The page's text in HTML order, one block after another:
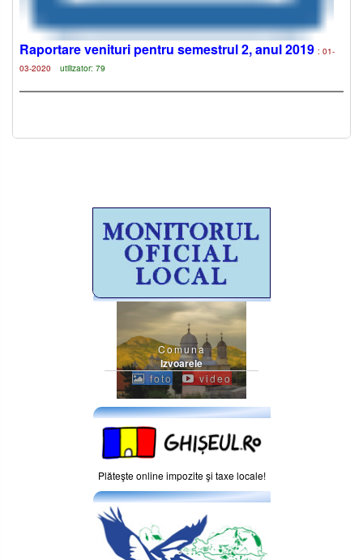
Raportare venituri pentru semestrul 2, anul 2019 : 01-
03-2020
utilizator: 79
Comuna
Izvoarele
foto video
Plăteşte online impozite şi taxe locale!